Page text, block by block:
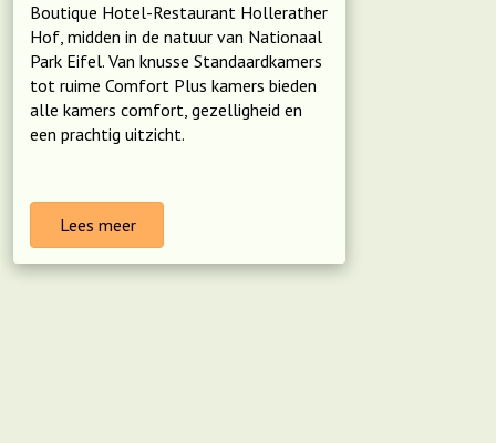
Boutique Hotel-Restaurant Hollerather
Hof, midden in de natuur van Nationaal
Park Eifel. Van knusse Standaardkamers
tot ruime Comfort Plus kamers bieden
alle kamers comfort, gezelligheid en
een prachtig uitzicht.
Lees meer